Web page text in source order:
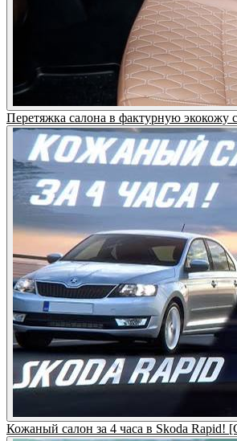
Перетяжка салона в фактурную
Кожаный салон за 4 часа в Skoda